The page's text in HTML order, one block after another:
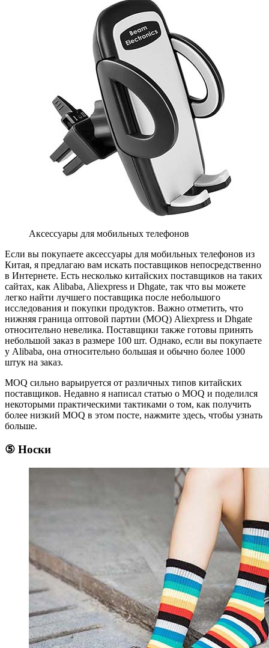
Аксессуары для мобильных телефонов
Если вы покупаете аксессуары для мобильных телефонов из
Китая, я предлагаю вам искать поставщиков непосредственно
в Интернете. Есть несколько китайских поставщиков на таких
сайтах, как Alibaba, Aliexpress и Dhgate, так что вы можете
легко найти лучшего поставщика после небольшого
исследования и покупки продуктов. Важно отметить, что
нижняя граница оптовой партии (MOQ) Aliexpress и Dhgate
относительно невелика. Поставщики также готовы принять
небольшой заказ в размере 100 шт. Однако, если вы покупаете
у Alibaba, она относительно большая и обычно более 1000
штук на заказ.
MOQ сильно варьируется от различных типов китайских
поставщиков. Недавно я написал статью о MOQ и поделился
некоторыми практическими тактиками о том, как получить
более низкий MOQ в этом посте, нажмите здесь, чтобы узнать
больше.
⑤ Носки